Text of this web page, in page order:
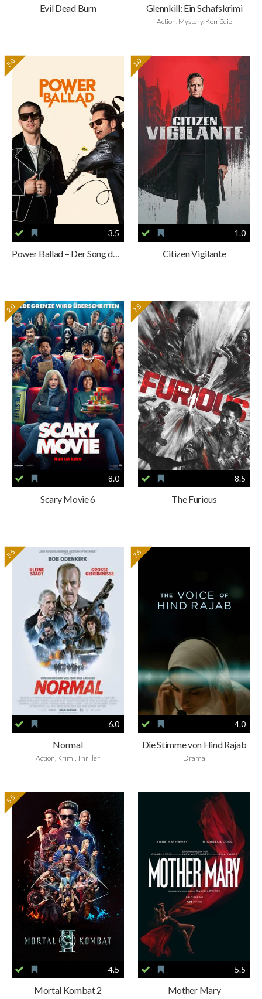
Evil Dead Burn Glennkill: Ein Schafskrimi
Action, Mystery, Komödie
5.0
3.5
Power Ballad – Der Song deines Lebens
1.0
1.0
Citizen Vigilante
2.0
8.0
Scary Movie 6
7.5
8.5
The Furious
5.5
6.0
Normal
Action, Krimi, Thriller
7.5
4.0
Die Stimme von Hind Rajab
Drama
5.5
4.5
Mortal Kombat 2
5.5
Mother Mary